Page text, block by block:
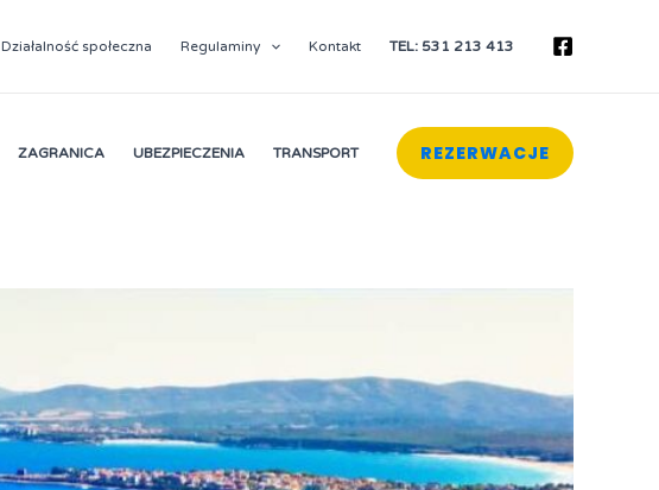
Działalność społeczna Regulaminy Kontakt TEL: 531 213 413
ZAGRANICA UBEZPIECZENIA TRANSPORT REZERWACJE